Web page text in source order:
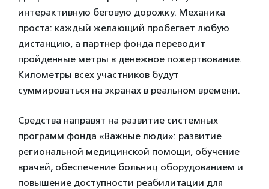
интерактивную беговую дорожку. Механика
проста: каждый желающий пробегает любую
дистанцию, а партнер фонда переводит
пройденные метры в денежное пожертвование.
Километры всех участников будут
суммироваться на экранах в реальном времени.
Средства направят на развитие системных
программ фонда «Важные люди»: развитие
региональной медицинской помощи, обучение
врачей, обеспечение больниц оборудованием и
повышение доступности реабилитации для